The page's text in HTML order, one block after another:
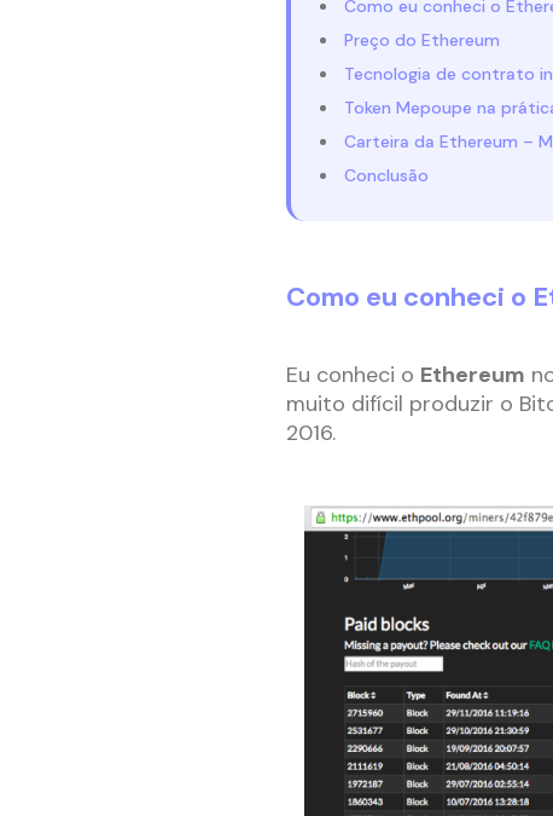
Como eu conheci o
Preço do Ethereum
Tecnologia de contrato
Token Mepoupe na
Carteira da Ethereum –
Conclusão
Como eu conheci o
Eu conheci o Ethereum
muito difícil produzir o
2016.